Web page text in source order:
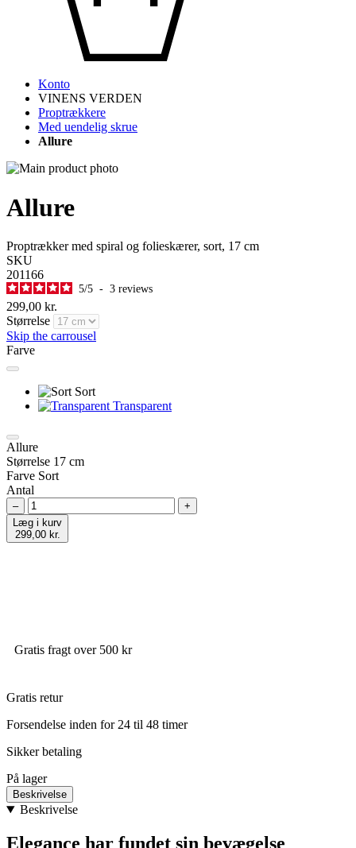
Konto
VINENS VERDEN
Proptrækkere
Med uendelig skrue
Allure
Allure
Proptrækker med spiral og folieskærer, sort, 17 cm
SKU
201166
5/5 - 3 reviews
299,00 kr.
Størrelse
Skip the carrousel
Farve
Sort
Transparent
Allure
Størrelse 17 cm
Farve Sort
Antal
–
+
Læg i kurv
299,00 kr.
Gratis fragt over 500 kr
Gratis retur
Forsendelse inden for 24 til 48 timer
Sikker betaling
På lager
Beskrivelse
Beskrivelse
Elegance har fundet sin bevægelse